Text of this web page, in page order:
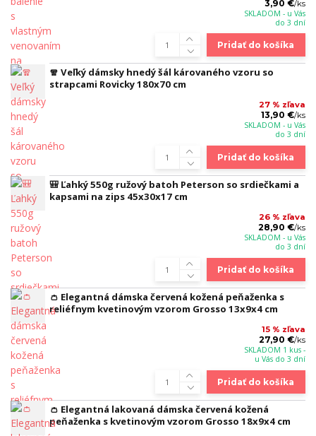
3,90 €/ks
SKLADOM - u Vás
do 3 dní
Pridať do košíka
🧣 Veľký dámsky hnedý šál károvaného vzoru so
strapcami Rovicky 180x70 cm
27 % zľava
13,90 €/ks
SKLADOM - u Vás
do 3 dní
Pridať do košíka
🎒 Ľahký 550g ružový batoh Peterson so srdiečkami a
kapsami na zips 45x30x17 cm
26 % zľava
28,90 €/ks
SKLADOM - u Vás
do 3 dní
Pridať do košíka
👛 Elegantná dámska červená kožená peňaženka s
reliéfnym kvetinovým vzorom Grosso 13x9x4 cm
15 % zľava
27,90 €/ks
SKLADOM 1 kus -
u Vás do 3 dní
Pridať do košíka
👛 Elegantná lakovaná dámska červená kožená
peňaženka s kvetinovým vzorom Grosso 18x9x4 cm